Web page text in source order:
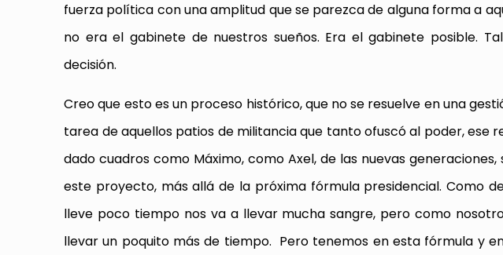
fuerza política con una amplitud que se parezca de alguna forma a
no era el gabinete de nuestros sueños. Era el gabinete posible.
decisión.
Creo que esto es un proceso histórico, que no se resuelve en una
tarea de aquellos patios de militancia que tanto ofuscó al poder, ese
dado cuadros como Máximo, como Axel, de las nuevas
este proyecto, más allá de la próxima fórmula presidencial. Como
lleve poco tiempo nos va a llevar mucha sangre, pero como
llevar un poquito más de tiempo. Pero tenemos en esta fórmula y